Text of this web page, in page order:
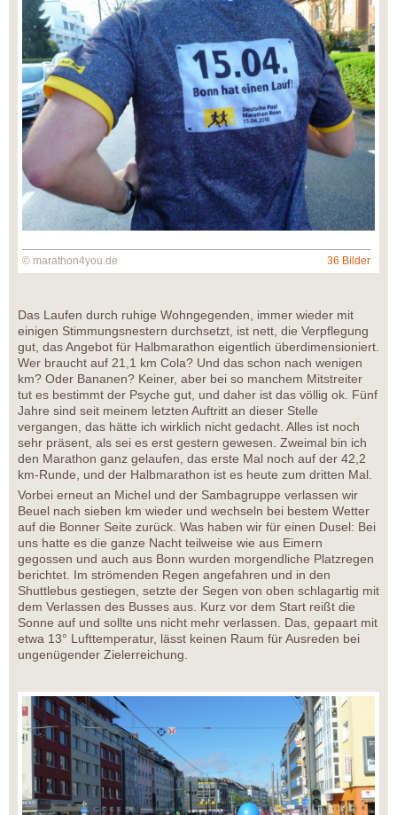
© marathon4you.de 36 Bilder
Das Laufen durch ruhige Wohngegenden, immer wieder mit
einigen Stimmungsnestern durchsetzt, ist nett, die Verpflegung
gut, das Angebot für Halbmarathon eigentlich überdimensioniert.
Wer braucht auf 21,1 km Cola? Und das schon nach wenigen
km? Oder Bananen? Keiner, aber bei so manchem Mitstreiter
tut es bestimmt der Psyche gut, und daher ist das völlig ok. Fünf
Jahre sind seit meinem letzten Auftritt an dieser Stelle
vergangen, das hätte ich wirklich nicht gedacht. Alles ist noch
sehr präsent, als sei es erst gestern gewesen. Zweimal bin ich
den Marathon ganz gelaufen, das erste Mal noch auf der 42,2
km-Runde, und der Halbmarathon ist es heute zum dritten Mal.
Vorbei erneut an Michel und der Sambagruppe verlassen wir
Beuel nach sieben km wieder und wechseln bei bestem Wetter
auf die Bonner Seite zurück. Was haben wir für einen Dusel: Bei
uns hatte es die ganze Nacht teilweise wie aus Eimern
gegossen und auch aus Bonn wurden morgendliche Platzregen
berichtet. Im strömenden Regen angefahren und in den
Shuttlebus gestiegen, setzte der Segen von oben schlagartig mit
dem Verlassen des Busses aus. Kurz vor dem Start reißt die
Sonne auf und sollte uns nicht mehr verlassen. Das, gepaart mit
etwa 13° Lufttemperatur, lässt keinen Raum für Ausreden bei
ungenügender Zielerreichung.